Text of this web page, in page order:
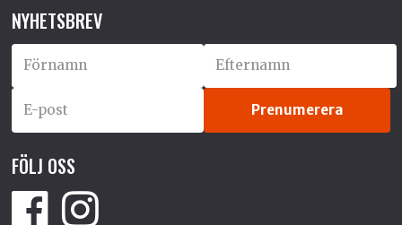
NYHETSBREV
FÖLJ OSS